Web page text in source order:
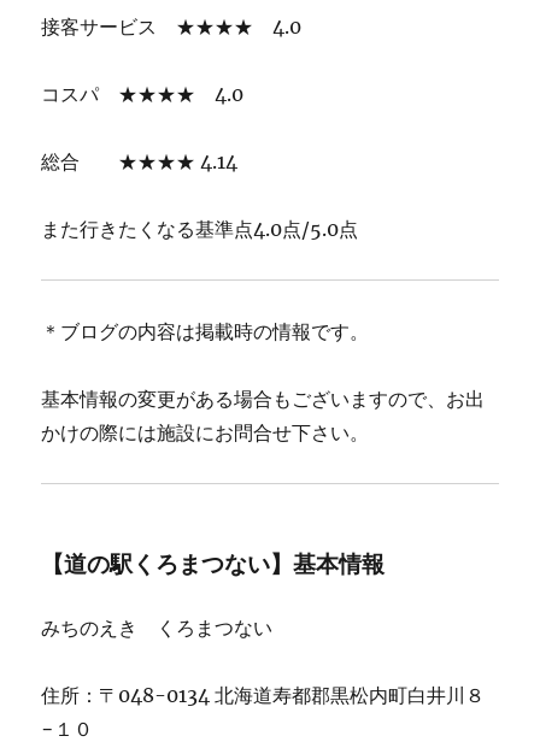
接客サービス ★★★★ 4.0
コスパ ★★★★ 4.0
総合 ★★★★ 4.14
また行きたくなる基準点4.0点/5.0点
＊ブログの内容は掲載時の情報です。
基本情報の変更がある場合もございますので、お出
かけの際には施設にお問合せ下さい。
【道の駅くろまつない】基本情報
みちのえき くろまつない
住所：〒048-0134 北海道寿都郡黒松内町白井川８
−１０